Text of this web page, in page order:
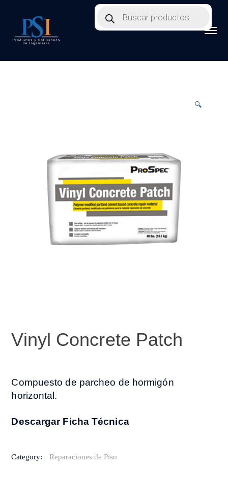
search
🔍
Vinyl Concrete Patch
Compuesto de parcheo de hormigón
horizontal.
Descargar Ficha Técnica
Category: Reparaciones de Piso